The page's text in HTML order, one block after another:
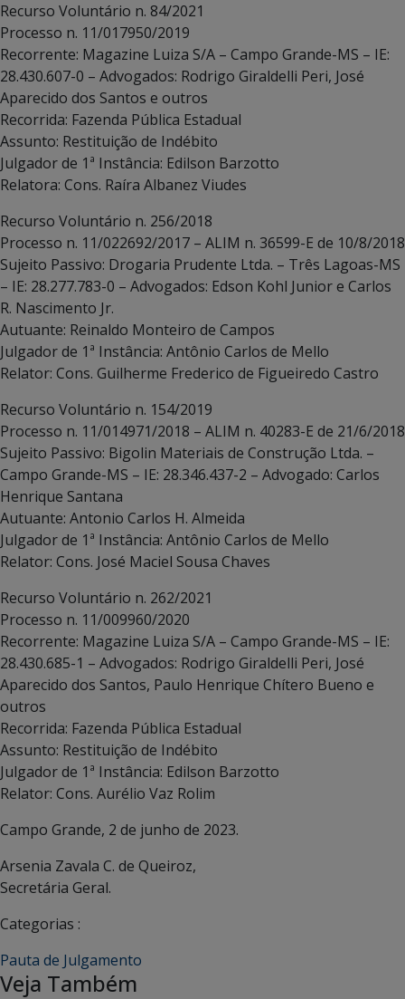
Recurso Voluntário n. 84/2021
Processo n. 11/017950/2019
Recorrente: Magazine Luiza S/A – Campo Grande-MS – IE:
28.430.607-0 – Advogados: Rodrigo Giraldelli Peri, José
Aparecido dos Santos e outros
Recorrida: Fazenda Pública Estadual
Assunto: Restituição de Indébito
Julgador de 1ª Instância: Edilson Barzotto
Relatora: Cons. Raíra Albanez Viudes
Recurso Voluntário n. 256/2018
Processo n. 11/022692/2017 – ALIM n. 36599-E de 10/8/2018
Sujeito Passivo: Drogaria Prudente Ltda. – Três Lagoas-MS
– IE: 28.277.783-0 – Advogados: Edson Kohl Junior e Carlos
R. Nascimento Jr.
Autuante: Reinaldo Monteiro de Campos
Julgador de 1ª Instância: Antônio Carlos de Mello
Relator: Cons. Guilherme Frederico de Figueiredo Castro
Recurso Voluntário n. 154/2019
Processo n. 11/014971/2018 – ALIM n. 40283-E de 21/6/2018
Sujeito Passivo: Bigolin Materiais de Construção Ltda. –
Campo Grande-MS – IE: 28.346.437-2 – Advogado: Carlos
Henrique Santana
Autuante: Antonio Carlos H. Almeida
Julgador de 1ª Instância: Antônio Carlos de Mello
Relator: Cons. José Maciel Sousa Chaves
Recurso Voluntário n. 262/2021
Processo n. 11/009960/2020
Recorrente: Magazine Luiza S/A – Campo Grande-MS – IE:
28.430.685-1 – Advogados: Rodrigo Giraldelli Peri, José
Aparecido dos Santos, Paulo Henrique Chítero Bueno e
outros
Recorrida: Fazenda Pública Estadual
Assunto: Restituição de Indébito
Julgador de 1ª Instância: Edilson Barzotto
Relator: Cons. Aurélio Vaz Rolim
Campo Grande, 2 de junho de 2023.
Arsenia Zavala C. de Queiroz,
Secretária Geral.
Categorias :
Pauta de Julgamento
Veja Também